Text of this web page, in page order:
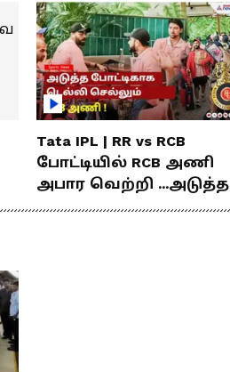
Tata IPL | RR vs RCB
போட்டியில் RCB அணி
அபார வெற்றி ...அடுத்த